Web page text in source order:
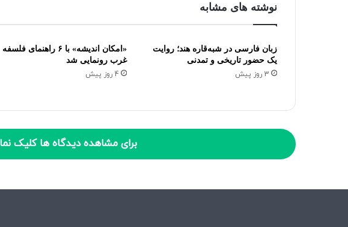
نوشته های مشابه
زبان فارسی در شبه‌قاره هند؛ روایت
یک حضور تاریخی و تمدنی
3 روز پیش
«امکان اندیشه» با ۶ راهنمای فلسفه
غرب رونمایی شد
4 روز پیش
برای مشاهده دیدگاه ها کلیک